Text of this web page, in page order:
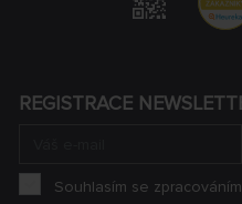
REGISTRACE
Souhlasím se